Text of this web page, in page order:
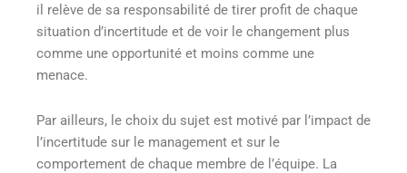
il relève de sa responsabilité de tirer profit de chaque
situation d’incertitude et de voir le changement plus
comme une opportunité et moins comme une
menace.
Par ailleurs, le choix du sujet est motivé par l’impact de
l’incertitude sur le management et sur le
comportement de chaque membre de l’équipe. La